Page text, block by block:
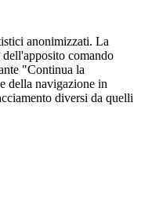
anonimizzati. La
comando
"Continua la
della navigazione in
diversi da quelli